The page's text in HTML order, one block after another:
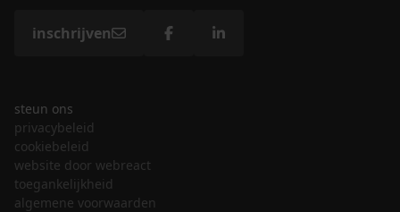
inschrijven
steun ons
privacybeleid
cookiebeleid
website door webreact
toegankelijkheid
algemene voorwaarden